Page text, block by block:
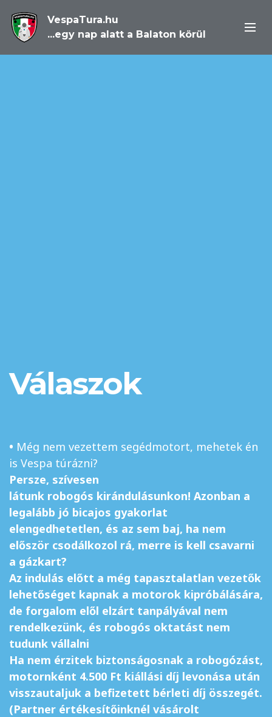
VespaTura.hu
...egy nap alatt a Balaton körül
Válaszok
• Még nem vezettem segédmotort, mehetek én
is Vespa túrázni?
Persze, szívesen
látunk robogós kirándulásunkon! Azonban a
legalább jó bicajos gyakorlat
elengedhetetlen, és az sem baj, ha nem
először csodálkozol rá, merre is kell csavarni
a gázkart?
Az indulás előtt a még tapasztalatlan vezetők
lehetőséget kapnak a motorok kipróbálására,
de forgalom elől elzárt tanpályával nem
rendelkezünk, és robogós oktatást nem
tudunk vállalni
Ha nem érzitek biztonságosnak a robogózást,
motornként 4.500 Ft kiállási díj levonása után
visszautaljuk a befizetett bérleti díj összegét.
(Partner értékesítőinknél vásárolt